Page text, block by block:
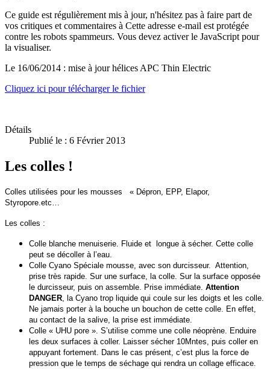
Ce guide est régulièrement mis à jour, n'hésitez pas à faire part de
vos critiques et commentaires à Cette adresse e-mail est protégée
contre les robots spammeurs. Vous devez activer le JavaScript pour
la visualiser.
Le 16/06/2014 : mise à jour hélices APC Thin Electric
Cliquez ici pour télécharger le fichier
Détails
Publié le : 6 Février 2013
Les colles !
Colles utilisées pour les mousses « Dépron, EPP, Elapor,
Styropore.etc…
Les colles :
Colle blanche menuiserie. Fluide et longue à sécher. Cette colle
peut se décoller à l’eau.
Colle Cyano Spéciale mousse, avec son durcisseur. Attention,
prise très rapide. Sur une surface, la colle. Sur la surface opposée
le durcisseur, puis on assemble. Prise immédiate. Attention
DANGER, la Cyano trop liquide qui coule sur les doigts et les colle.
Ne jamais porter à la bouche un bouchon de cette colle. En effet,
au contact de la salive, la prise est immédiate.
Colle « UHU pore ». S’utilise comme une colle néoprène. Enduire
les deux surfaces à coller. Laisser sécher 10Mntes, puis coller en
appuyant fortement. Dans le cas présent, c’est plus la force de
pression que le temps de séchage qui rendra un collage efficace.